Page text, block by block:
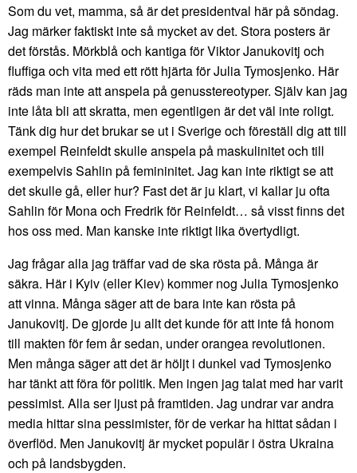
Som du vet, mamma, så är det presidentval här på söndag.
Jag märker faktiskt inte så mycket av det. Stora posters är
det förstås. Mörkblå och kantiga för Viktor Janukovitj och
fluffiga och vita med ett rött hjärta för Julia Tymosjenko. Här
räds man inte att anspela på genusstereotyper. Själv kan jag
inte låta bli att skratta, men egentligen är det väl inte roligt.
Tänk dig hur det brukar se ut i Sverige och föreställ dig att till
exempel Reinfeldt skulle anspela på maskulinitet och till
exempelvis Sahlin på femininitet. Jag kan inte riktigt se att
det skulle gå, eller hur? Fast det är ju klart, vi kallar ju ofta
Sahlin för Mona och Fredrik för Reinfeldt… så visst finns det
hos oss med. Man kanske inte riktigt lika övertydligt.
Jag frågar alla jag träffar vad de ska rösta på. Många är
säkra. Här i Kyiv (eller Kiev) kommer nog Julia Tymosjenko
att vinna. Många säger att de bara inte kan rösta på
Janukovitj. De gjorde ju allt det kunde för att inte få honom
till makten för fem år sedan, under orangea revolutionen.
Men många säger att det är höljt i dunkel vad Tymosjenko
har tänkt att föra för politik. Men ingen jag talat med har varit
pessimist. Alla ser ljust på framtiden. Jag undrar var andra
media hittar sina pessimister, för de verkar ha hittat sådan i
överflöd. Men Janukovitj är mycket populär i östra Ukraina
och på landsbygden.